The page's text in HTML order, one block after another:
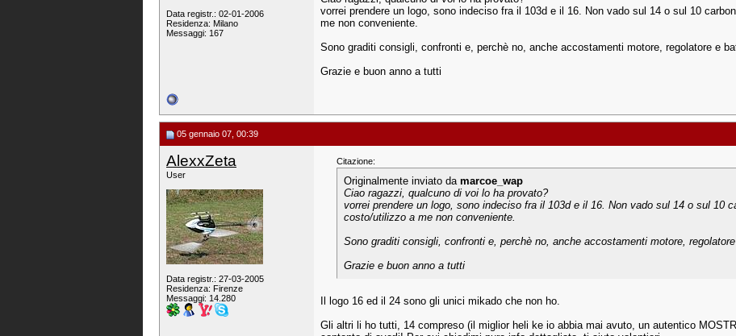
Data registr.: 02-01-2006
Residenza: Milano
Messaggi: 167
vorrei prendere un logo, sono indeciso fra il 103d e il 16. Non vado sul 14 o sul 10
me non conveniente.
Sono graditi consigli, confronti e, perchè no, anche accostamenti motore, regolatore e
Grazie e buon anno a tutti
05 gennaio 07, 00:39
AlexxZeta
User
Data registr.: 27-03-2005
Residenza: Firenze
Messaggi: 14.280
Citazione:
Originalmente inviato da marcoe_wap
Ciao ragazzi, qualcuno di voi lo ha provato?
vorrei prendere un logo, sono indeciso fra il 103d e il 16. Non vado sul 14 o sul 10
costo/utilizzo a me non conveniente.
Sono graditi consigli, confronti e, perchè no, anche accostamenti motore,
Grazie e buon anno a tutti
Il logo 16 ed il 24 sono gli unici mikado che non ho.
Gli altri li ho tutti, 14 compreso (il miglior heli ke io abbia mai avuto, un autentico